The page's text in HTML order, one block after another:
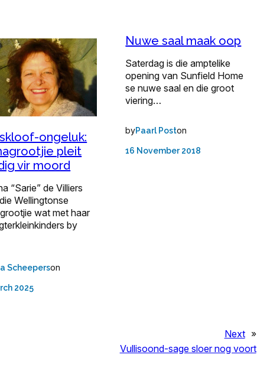
ongeluk:
pleit
vir moord
“Sarie” de Villiers
Wellingtonse
wat met haar
by
Scheeperson
2025
Nuwe saal maak oop
Saterdag is die amptelike
opening van Sunfield Home
se nuwe saal en die groot
viering…
byPaarl Poston
16 November 2018
Next »
Vullisoond-sage sloer nog voort